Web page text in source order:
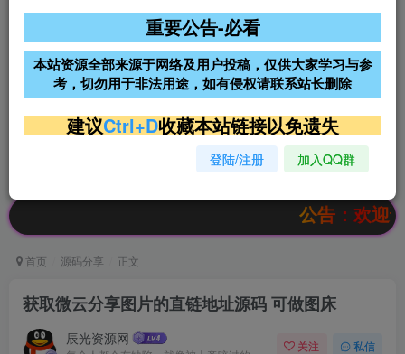
阿里云2核2G200M服务器68元/
年
雨云高防免备案服务器
超低价文字广告位招租 超低价文字广告位招租
超低价文字广告位招租
公告：欢迎访问
首页 源码分享 正文
获取微云分享图片的直链地址源码 可做图床
辰光资源网 关注 私信
重要公告-必看
本站资源全部来源于网络及用户投稿，仅供大家学习与参
考，切勿用于非法用途，如有侵权请联系站长删除
建议Ctrl+D收藏本站链接以免遗失
登陆/注册 加入QQ群